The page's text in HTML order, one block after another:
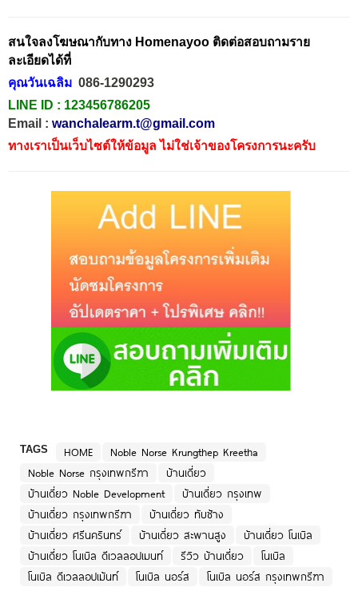
สนใจลงโฆษณากับทาง Homenayoo ติดต่อสอบถามราย
ละเอียดได้ที่
คุณวันเฉลิม 086-1290293
LINE ID : 123456786205
Email : wanchalearm.t@gmail.com
ทางเราเป็นเว็บไซต์ให้ข้อมูล ไม่ใช่เจ้าของโครงการนะครับ
TAGS HOME
Noble Norse Krungthep Kreetha
Noble Norse กรุงเทพกรีฑา
บ้านเดี่ยว
บ้านเดี่ยว Noble Development
บ้านเดี่ยว กรุงเทพ
บ้านเดี่ยว กรุงเทพกรีฑา
บ้านเดี่ยว ทับช้าง
บ้านเดี่ยว ศรีนครินทร์
บ้านเดี่ยว สะพานสูง
บ้านเดี่ยว โนเบิล
บ้านเดี่ยว โนเบิล ดีเวลลอปเมนท์
รีวิว บ้านเดี่ยว
โนเบิล
โนเบิล ดีเวลลอปเม้นท์
โนเบิล นอร์ส โนเบิล นอร์ส กรุงเทพกรีฑา